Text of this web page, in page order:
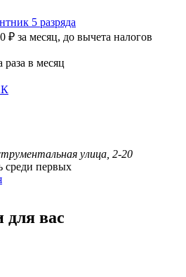
5 разряда
₽ за месяц, до вычета налогов
в месяц
улица, 2-20
среди первых
вас